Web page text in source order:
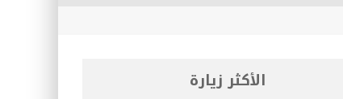
الأكثر زيارة